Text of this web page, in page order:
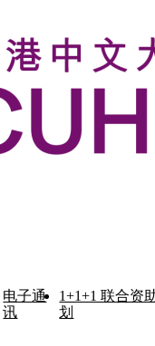
电子通
讯
1+1+1 联合资
划